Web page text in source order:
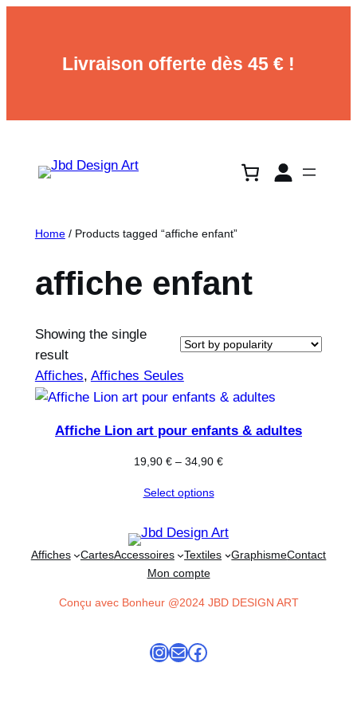
Livraison offerte dès 45 € !
Home/ Products tagged “affiche enfant”
affiche enfant
Showing the single
result
Affiches, Affiches Seules
Affiche Lion art pour enfants & adultes
19,90 € – 34,90 €
Select options
Affiches CartesAccessoires Textiles GraphismeContact
Mon compte
Conçu avec Bonheur @2024 JBD DESIGN ART
Instagram
E-mailFacebook